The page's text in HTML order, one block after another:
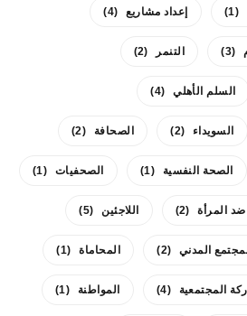
(1) إعداد مشاريع (4)
(3) التنمر (2)
السلم الأهلي (4)
السويداء (2) الصحافة (2)
الصحة النفسية (1) الصحفيات (1)
ضد المرأة (2) اللاجئين (5)
المدني (2) المحاماة (1)
المجتمعية (4) المواطنة (1)